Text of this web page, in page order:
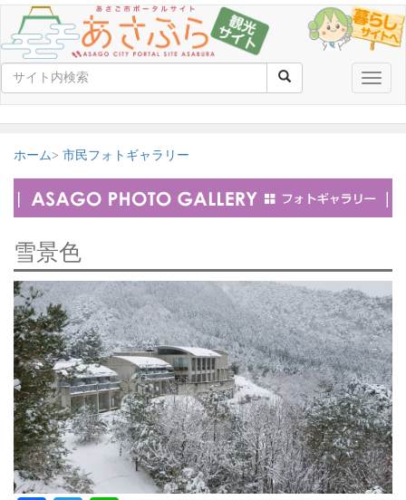
Toggle
ホーム 市民フォトギャラリー
雪景色